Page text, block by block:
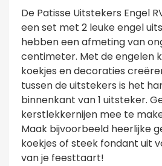
De Patisse Uitstekers Engel
een set met 2 leuke engel
hebben een afmeting van
centimeter. Met de engelen
koekjes en decoraties
tussen de uitstekers is het
binnenkant van 1 uitsteker.
kerstlekkernijen mee te
Maak bijvoorbeeld heerlijke
koekjes of steek fondant uit
van je feesttaart!